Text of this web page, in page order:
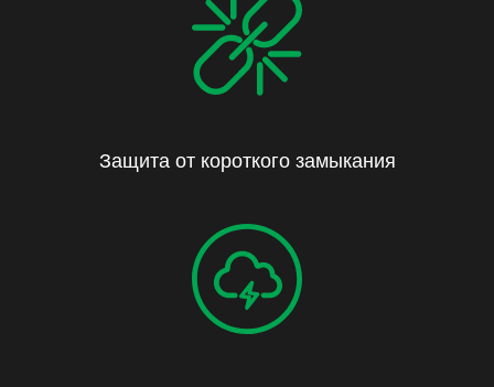
Защита от короткого замыкания